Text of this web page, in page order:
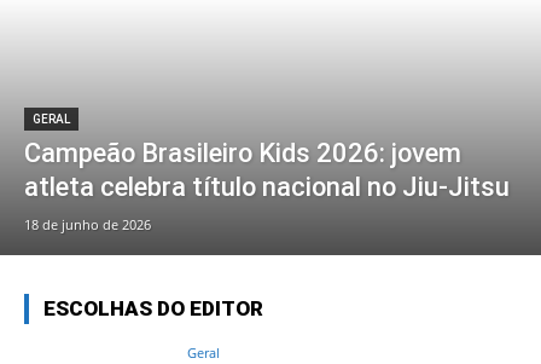
GERAL
Campeão Brasileiro Kids 2026: jovem
atleta celebra título nacional no Jiu-Jitsu
18 de junho de 2026
ESCOLHAS DO EDITOR
Geral